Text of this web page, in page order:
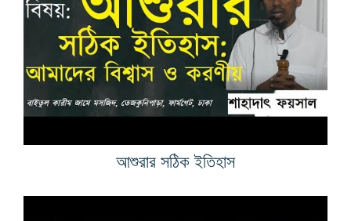
আশুরার সঠিক ইতিহাস